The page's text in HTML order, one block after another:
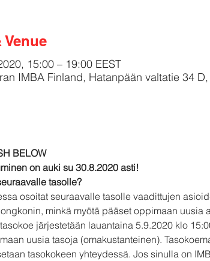
Venue
15:00 – 19:00 EEST
IMBA Finland, Hatanpään valtatie 34
BELOW
on auki su 30.8.2020 asti!
tasolle?
osoitat seuraavalle tasolle vaadittujen
minkä myötä pääset oppimaan uusia
järjestetään lauantaina 5.9.2020 klo
uusia tasoja (omakustanteinen).
tasokokeen yhteydessä. Jos sinulla on